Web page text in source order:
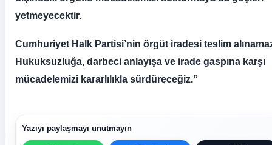
yetmeyecektir.
Cumhuriyet Halk Partisi’nin örgüt iradesi teslim
Hukuksuzluğa, darbeci anlayışa ve irade gaspına karşı
mücadelemizi kararlılıkla sürdüreceğiz.”
Yazıyı paylaşmayı unutmayın